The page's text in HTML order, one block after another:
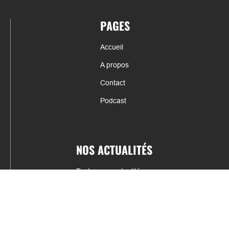
PAGES
Accueil
A propos
Contact
Podcast
NOS ACTUALITÉS
Toutes nos actualités